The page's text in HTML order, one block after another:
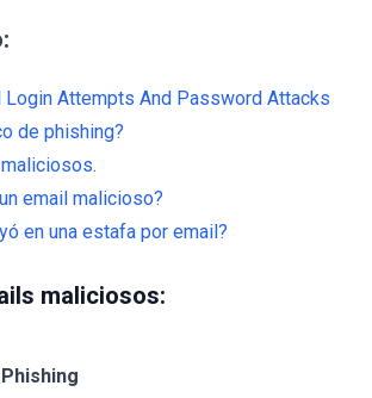
Login Attempts And Password Attacks
de phishing?
email malicioso?
en una estafa por email?
maliciosos: